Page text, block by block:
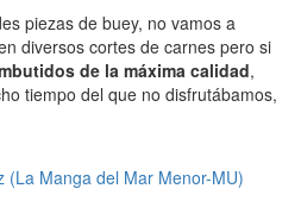
piezas de buey, no vamos a
diversos cortes de carnes pero si
de la máxima calidad,
tiempo del que no disfrutábamos,